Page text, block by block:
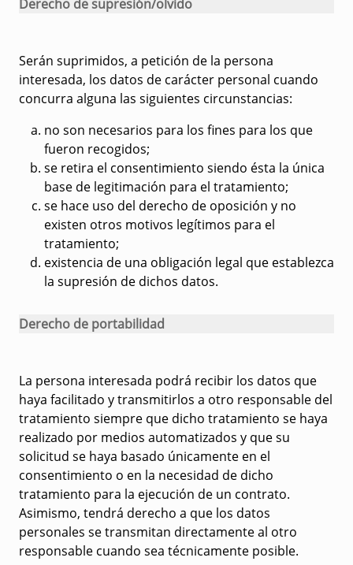
Derecho de supresión/olvido
Serán suprimidos, a petición de la persona
interesada, los datos de carácter personal cuando
concurra alguna las siguientes circunstancias:
no son necesarios para los fines para los que
fueron recogidos;
se retira el consentimiento siendo ésta la única
base de legitimación para el tratamiento;
se hace uso del derecho de oposición y no
existen otros motivos legítimos para el
tratamiento;
existencia de una obligación legal que establezca
la supresión de dichos datos.
Derecho de portabilidad
La persona interesada podrá recibir los datos que
haya facilitado y transmitirlos a otro responsable del
tratamiento siempre que dicho tratamiento se haya
realizado por medios automatizados y que su
solicitud se haya basado únicamente en el
consentimiento o en la necesidad de dicho
tratamiento para la ejecución de un contrato.
Asimismo, tendrá derecho a que los datos
personales se transmitan directamente al otro
responsable cuando sea técnicamente posible.